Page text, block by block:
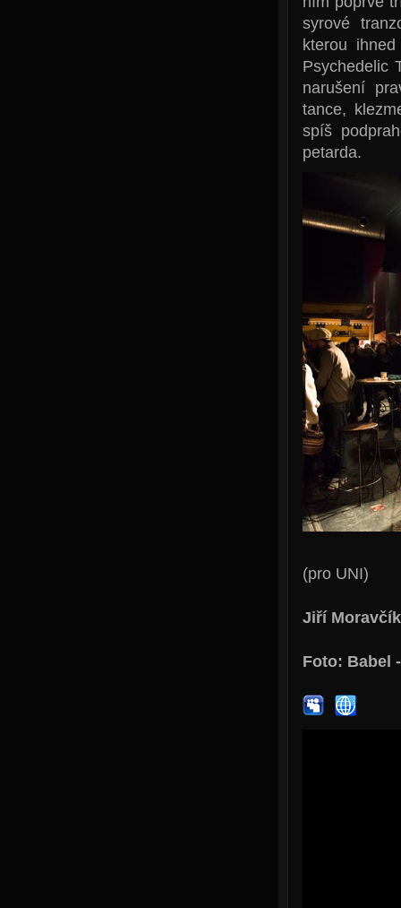
syrové
kterou
Psychedelic
narušení
tance,
spíš
petarda.
(pro UNI)
Jiří Moravčík
Foto: Babel